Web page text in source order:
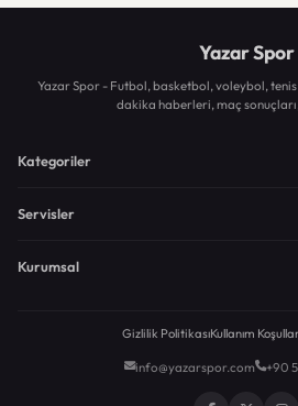
Yazar Spor
Yazar Spor - Futbol, basketbol, voleybol,
dakika haberleri, maç
Kategoriler
Servisler
Kurumsal
Gizlilik PolitikasıKullanım
info@yazarspor.com +90